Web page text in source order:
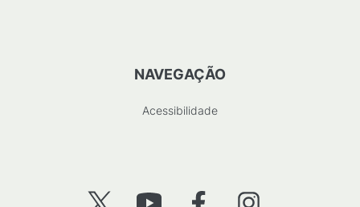
NAVEGAÇÃO
Acessibilidade